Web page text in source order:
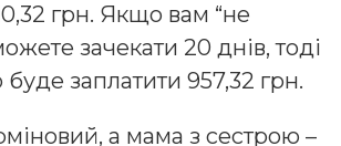
грн. Якщо вам “не
зачекати 20 днів, тоді
заплатити 957,32 грн.
а мама з сестрою –